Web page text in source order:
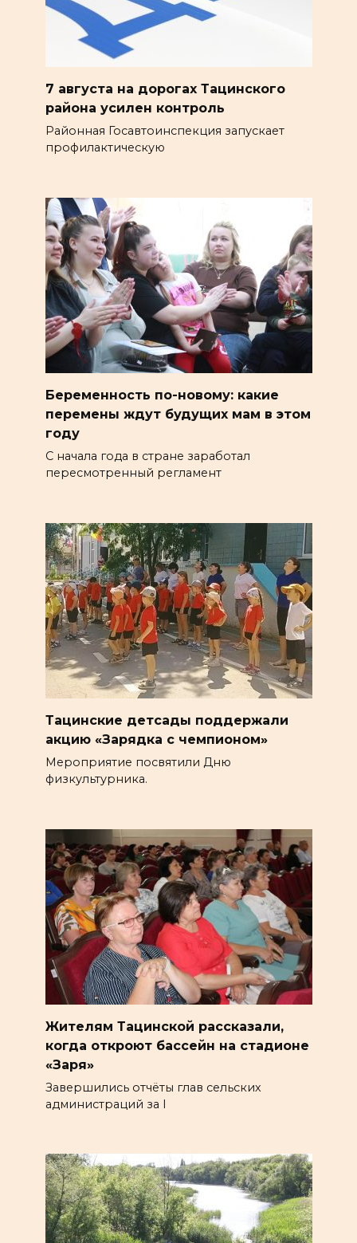
7 августа на дорогах Тацинского
района усилен контроль
Районная Госавтоинспекция запускает
профилактическую
Беременность по-новому: какие
перемены ждут будущих мам в этом
году
С начала года в стране заработал
пересмотренный регламент
Тацинские детсады поддержали
акцию «Зарядка с чемпионом»
Мероприятие посвятили Дню
физкультурника.
Жителям Тацинской рассказали,
когда откроют бассейн на стадионе
«Заря»
Завершились отчёты глав сельских
администраций за I